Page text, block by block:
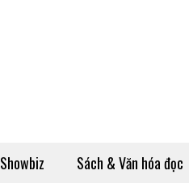
Showbiz Sách & Văn hóa đọc